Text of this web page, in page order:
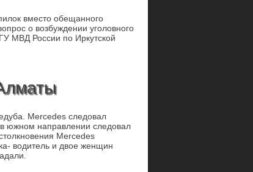
вместо обещанного
о возбуждении уголовного
МВД России по Иркутской
Mercedes следовал
южном направлении следовал
Mercedes
водитель и двое женщин